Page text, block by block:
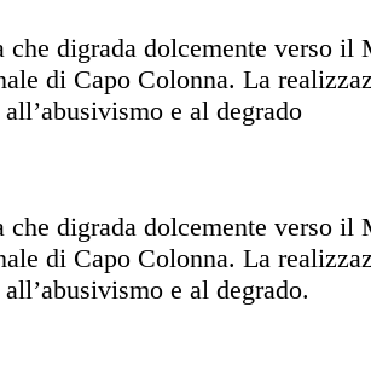
digrada dolcemente verso
di Capo Colonna. La
e al degrado
digrada dolcemente verso
di Capo Colonna. La
e al degrado.